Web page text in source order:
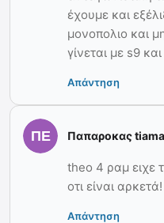
έχουμε και
μονοπολιο και
γίνεται με s9
Απάντηση
Παπαροκας
theo 4 ραμ ειχε
οτι είναι αρκετά!
Απάντηση